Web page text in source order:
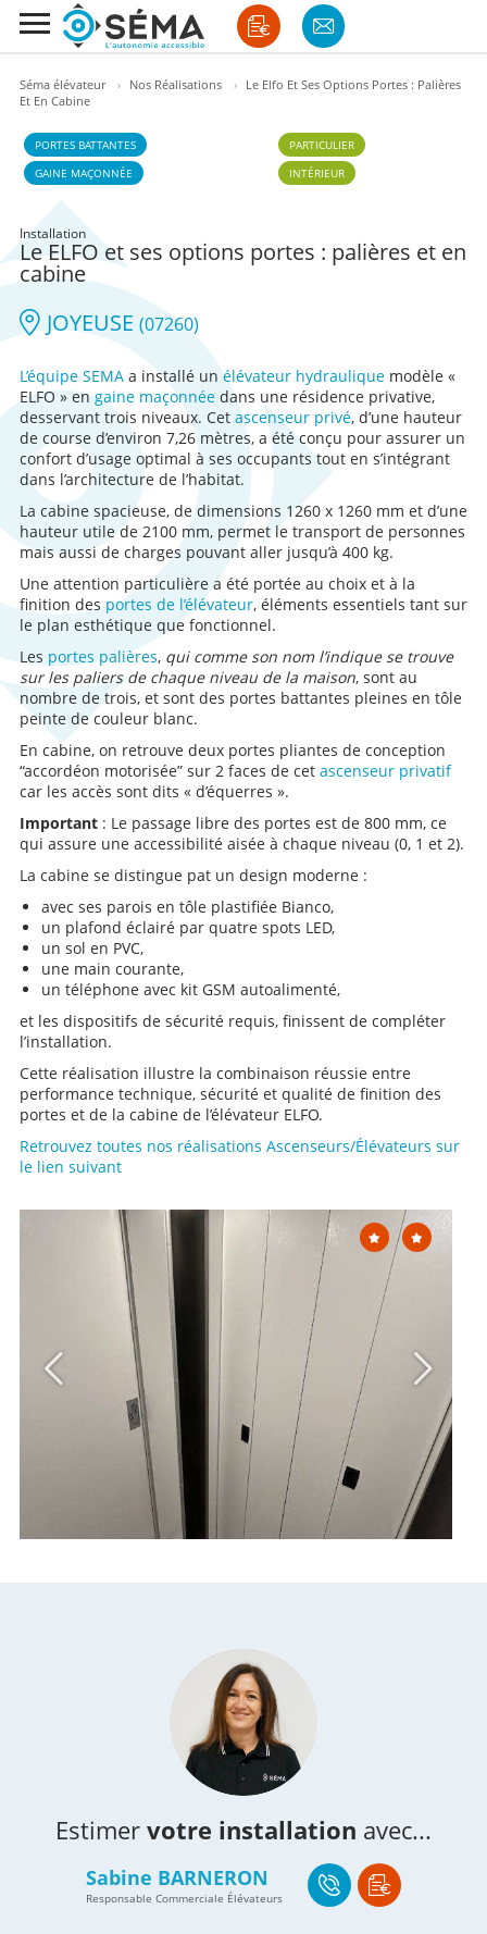
Séma élévateur › Nos Réalisations › Le Elfo Et Ses Options Portes : Palières
Et En Cabine
PORTES BATTANTES
GAINE MAÇONNÉE
PARTICULIER
INTÉRIEUR
Installation
Le ELFO et ses options portes : palières et en
cabine
JOYEUSE (07260)
L’équipe SEMAa installé un élévateur hydrauliquemodèle «
ELFO » en gaine maçonnéedans une résidence privative,
desservant trois niveaux. Cet ascenseur privé, d’une hauteur
de course d’environ 7,26 mètres, a été conçu pour assurer un
confort d’usage optimal à ses occupants tout en s’intégrant
dans l’architecture de l’habitat.
La cabine spacieuse, de dimensions 1260 x 1260 mm et d’une
hauteur utile de 2100 mm, permet le transport de personnes
mais aussi de charges pouvant aller jusqu’à 400 kg.
Une attention particulière a été portée au choix et à la
finition des portes de l’élévateur, éléments essentiels tant sur
le plan esthétique que fonctionnel.
Les portes palières, qui comme son nom l’indique se trouve
sur les paliers de chaque niveau de la maison, sont au
nombre de trois, et sont des portes battantes pleines en tôle
peinte de couleur blanc.
En cabine, on retrouve deux portes pliantes de conception
“accordéon motorisée” sur 2 faces de cet ascenseur privatif
car les accès sont dits « d’équerres ».
Important: Le passage libre des portes est de 800 mm, ce
qui assure une accessibilité aisée à chaque niveau (0, 1 et 2).
La cabine se distingue pat un design moderne :
avec ses parois en tôle plastifiée Bianco,
un plafond éclairé par quatre spots LED,
un sol en PVC,
une main courante,
un téléphone avec kit GSM autoalimenté,
et les dispositifs de sécurité requis, finissent de compléter
l’installation.
Cette réalisation illustre la combinaison réussie entre
performance technique, sécurité et qualité de finition des
portes et de la cabine de l’élévateur ELFO.
Retrouvez toutes nos réalisations Ascenseurs/Élévateurs sur
le lien suivant
Estimer votre installation avec...
Sabine BARNERON
Responsable Commerciale Élévateurs